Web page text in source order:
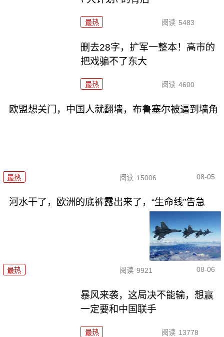
最热 阅读 5483
删去28字，扩军一整本！高市的
把戏骗不了东大
最热 阅读 4600
欧盟想关门，中国人就翻墙，布鲁塞尔被逼到墙角
最热 阅读 15006 08-05
河水干了，欧洲的底裤露出来了，“生命线”告急
最热 阅读 9921 08-06
暴风来袭，这局决不能输，想赢
一定要和中国联手
最热 阅读 13778